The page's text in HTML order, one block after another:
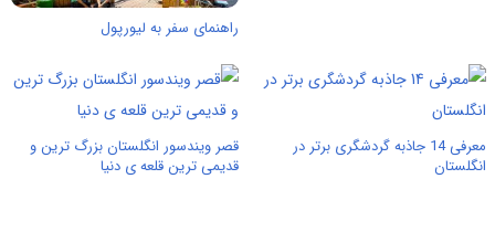
راهنمای سفر به لیورپول
معرفی 14 جاذبه گردشگری برتر در
انگلستان
قصر ویندسور انگلستان بزرگ ترین و
قدیمی ترین قلعه ی دنیا